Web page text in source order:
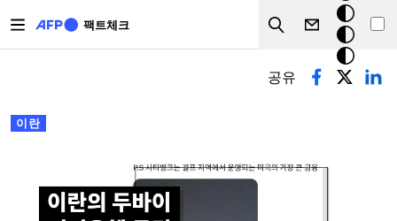
팩트체크
Search
크
모
드
기본탭
이란
공유